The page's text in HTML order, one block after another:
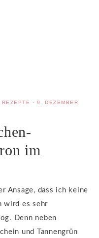
REZEPTE · 9. DEZEMBER
im
Ansage, dass ich keine
wird es sehr
Denn neben
und Tannengrün